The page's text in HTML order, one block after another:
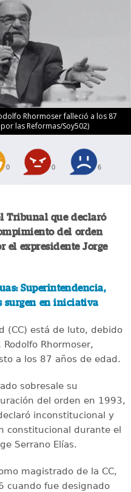
Rhormoser falleció a los 87
las Reformas/Soy502)
0 0 6
Tribunal que declaró
del orden
el expresidente Jorge
Superintendencia,
surgen en iniciativa
(CC) está de luto, debido
Rhormoser,
a los 87 años de edad.
sobresale su
del orden en 1993,
inconstitucional y
constitucional durante el
Serrano Elías.
magistrado de la CC,
cuando fue designado